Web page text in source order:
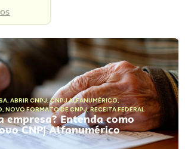
, ABRIR CNPJ,CNPJ ALFANUMÉRICO,
, NOVO FORMATO DE CNPJ,RECEITA FEDERAL
empresa? Entenda como
CNPJ Alfanumérico